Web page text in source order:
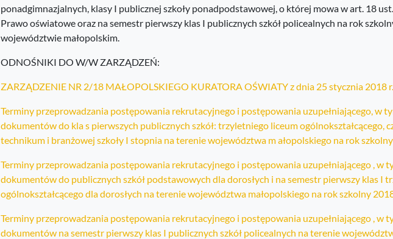
ponadgimnazjalnych, klasy I publicznej szkoły ponadpodstawowej, o której mowa w art. 18
Prawo oświatowe oraz na semestr pierwszy klas I publicznych szkół policealnych na rok
województwie małopolskim.
ODNOŚNIKI DO W/W ZARZĄDZEŃ:
ZARZĄDZENIE NR 2/18 MAŁOPOLSKIEGO KURATORA OŚWIATY z dnia 25 stycznia 2018 r.
Terminy przeprowadzania postępowania rekrutacyjnego i postępowania uzupełniającego, w
dokumentów do kla s pierwszych publicznych szkół: trzyletniego liceum ogólnokształcącego,
technikum i branżowej szkoły I stopnia na terenie województwa m ałopolskiego na rok
Terminy przeprowadzania postępowania rekrutacyjnego i postępowania uzupełniającego , w
dokumentów do publicznych szkół podstawowych dla dorosłych i na semestr pierwszy klas I
ogólnokształcącego dla dorosłych na terenie województwa małopolskiego na rok szkolny
Terminy przeprowadzania postępowania rekrutacyjnego i postępowania uzupełniającego , w
dokumentów na semestr pierwszy klas I publicznych szkół policealnych na terenie